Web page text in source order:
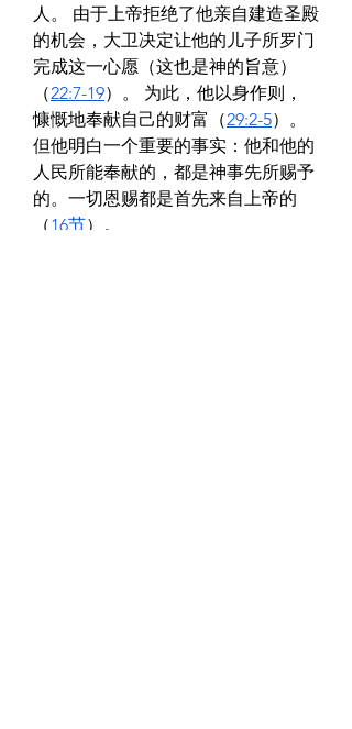
人。 由于上帝拒绝了他亲自建造圣殿
的机会，大卫决定让他的儿子所罗门
完成这一心愿（这也是神的旨意）
（22:7-19）。 为此，他以身作则，
慷慨地奉献自己的财富（29:2-5）。
但他明白一个重要的事实：他和他的
人民所能奉献的，都是神事先所赐予
的。一切恩赐都是首先来自上帝的
（16节）。